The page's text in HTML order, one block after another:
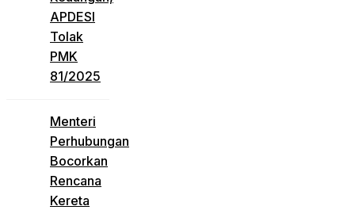
APDESI
Tolak
PMK
81/2025
Menteri
Perhubungan
Bocorkan
Rencana
Kereta